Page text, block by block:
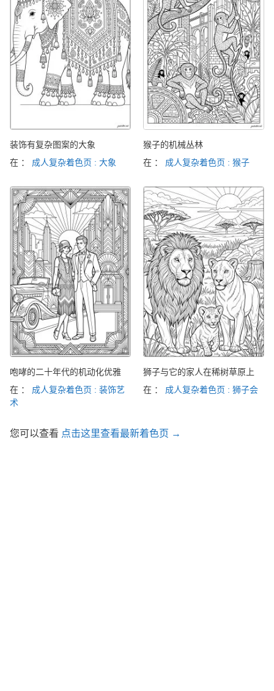
装饰有复杂图案的大象
在 ： 成人复杂着色页 : 大象
猴子的机械丛林
在 ： 成人复杂着色页 : 猴子
咆哮的二十年代的机动化优雅
在 ： 成人复杂着色页 : 装饰艺
术
狮子与它的家人在稀树草原上
在 ： 成人复杂着色页 : 狮子会
您可以查看 点击这里查看最新着色页 →